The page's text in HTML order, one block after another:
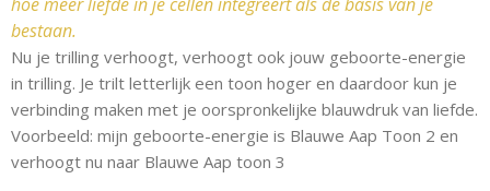
bestaan.
Nu je trilling verhoogt, verhoogt ook jouw geboorte-energie
in trilling. Je trilt letterlijk een toon hoger en daardoor kun je
verbinding maken met je oorspronkelijke blauwdruk van liefde.
Voorbeeld: mijn geboorte-energie is Blauwe Aap Toon 2 en
verhoogt nu naar Blauwe Aap toon 3